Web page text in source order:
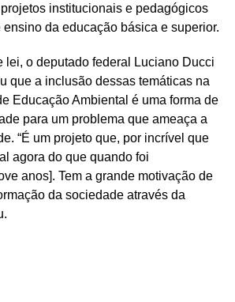
institucionais e pedagógicos
da educação básica e superior.
lei, o deputado federal Luciano Ducci
que a inclusão dessas temáticas na
Educação Ambiental é uma forma de
para um problema que ameaça a
“É um projeto que, por incrível que
agora do que quando foi
anos]. Tem a grande motivação de
da sociedade através da